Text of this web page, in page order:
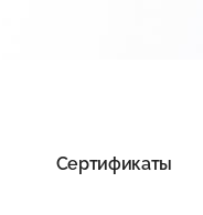
Сертификаты